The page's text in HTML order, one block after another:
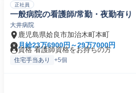
正社員
一般病院の看護師/常勤・夜勤有り
大井病院
鹿児島県姶良市加治木町本町
月給23万6900円～29万7000円
資格 看護師資格をお持ちの方
住宅手当あり +5個